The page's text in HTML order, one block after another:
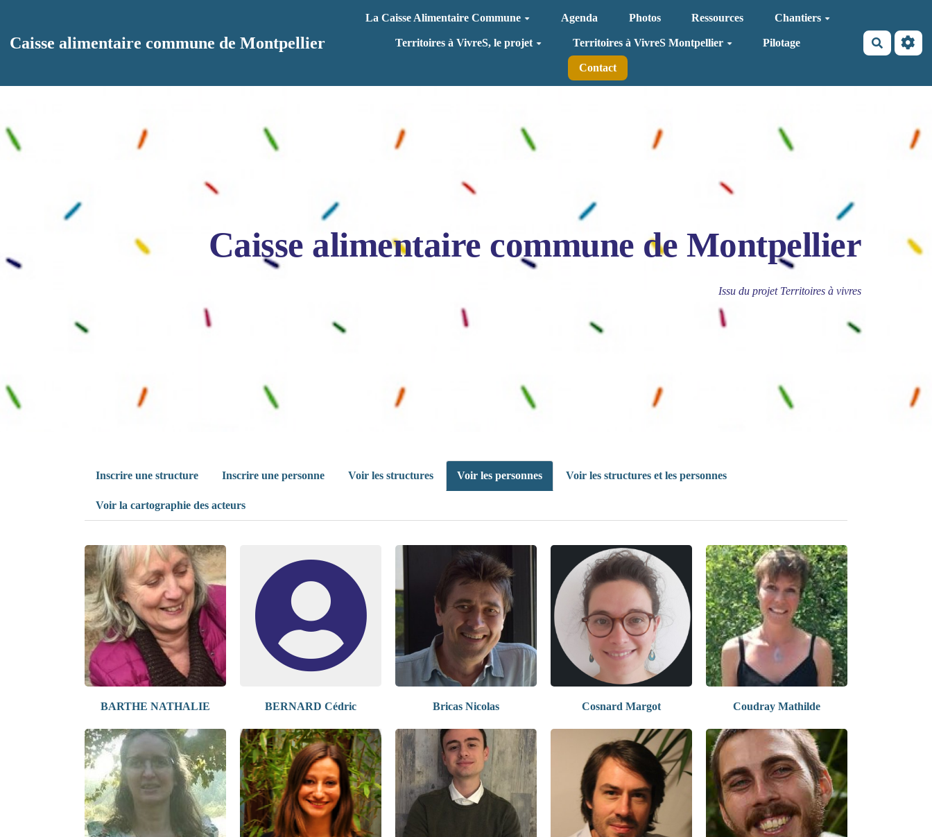
Caisse alimentaire commune de Montpellier
La Caisse Alimentaire Commune Agenda Photos Ressources Chantiers
Territoires à VivreS, le projet Territoires à VivreS Montpellier Pilotage
Contact
Caisse alimentaire commune de Montpellier
Issu du projet Territoires à vivres
Inscrire une structure Inscrire une personne Voir les structures Voir les personnes Voir les structures et les personnes
Voir la cartographie des acteurs
BARTHE NATHALIE BERNARD Cédric Bricas Nicolas Cosnard Margot Coudray Mathilde